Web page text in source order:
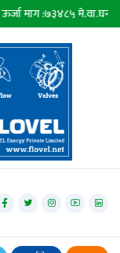
७३४८५मे.वा.घन्टा